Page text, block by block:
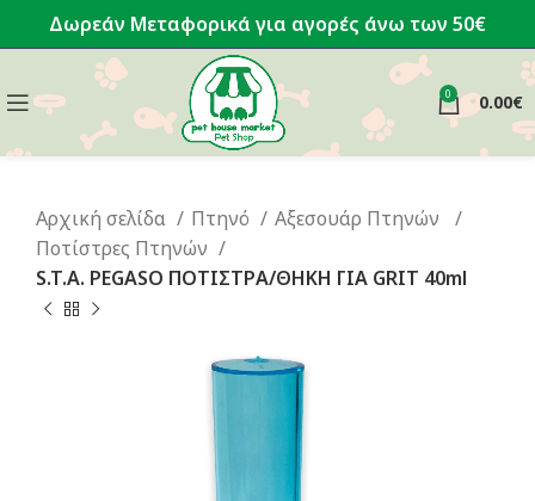
Δωρεάν Μεταφορικά για αγορές άνω των 50€
0 0.00€
Αρχική σελίδα Πτηνό
Αξεσουάρ Πτηνών
Ποτίστρες Πτηνών
S.T.A. PEGASO ΠΟΤΙΣΤΡΑ/ΘΗΚΗ ΓΙΑ GRIT 40ml